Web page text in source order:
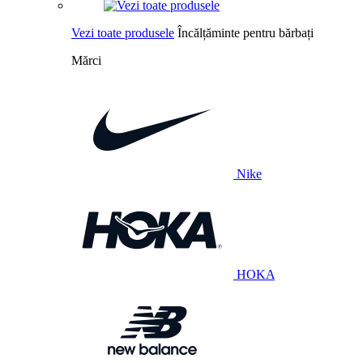
Vezi toate produsele Încălțăminte pentru bărbați
Mărci
Nike
HOKA